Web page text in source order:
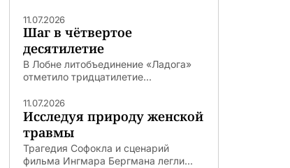
11.07.2026
Шаг в чётвертое
десятилетие
В Лобне литобъединение «Ладога»
отметило тридцатилетие...
11.07.2026
Исследуя природу женской
травмы
Трагедия Софокла и сценарий
фильма Ингмара Бергмана легли...